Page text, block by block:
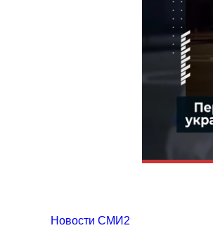
Новости СМИ2